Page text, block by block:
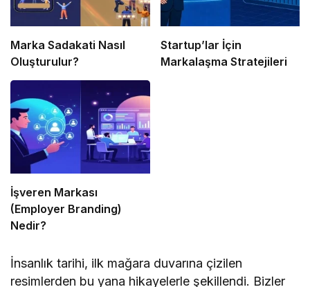
Marka Sadakati Nasıl
Oluşturulur?
Startup’lar İçin
Markalaşma Stratejileri
İşveren Markası
(Employer Branding)
Nedir?
İnsanlık tarihi, ilk mağara duvarına çizilen
resimlerden bu yana hikayelerle şekillendi. Bizler